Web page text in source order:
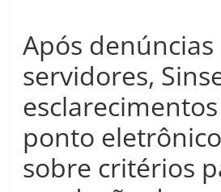
S
E
Após denúncias
servidores,
ponto
sobre critérios